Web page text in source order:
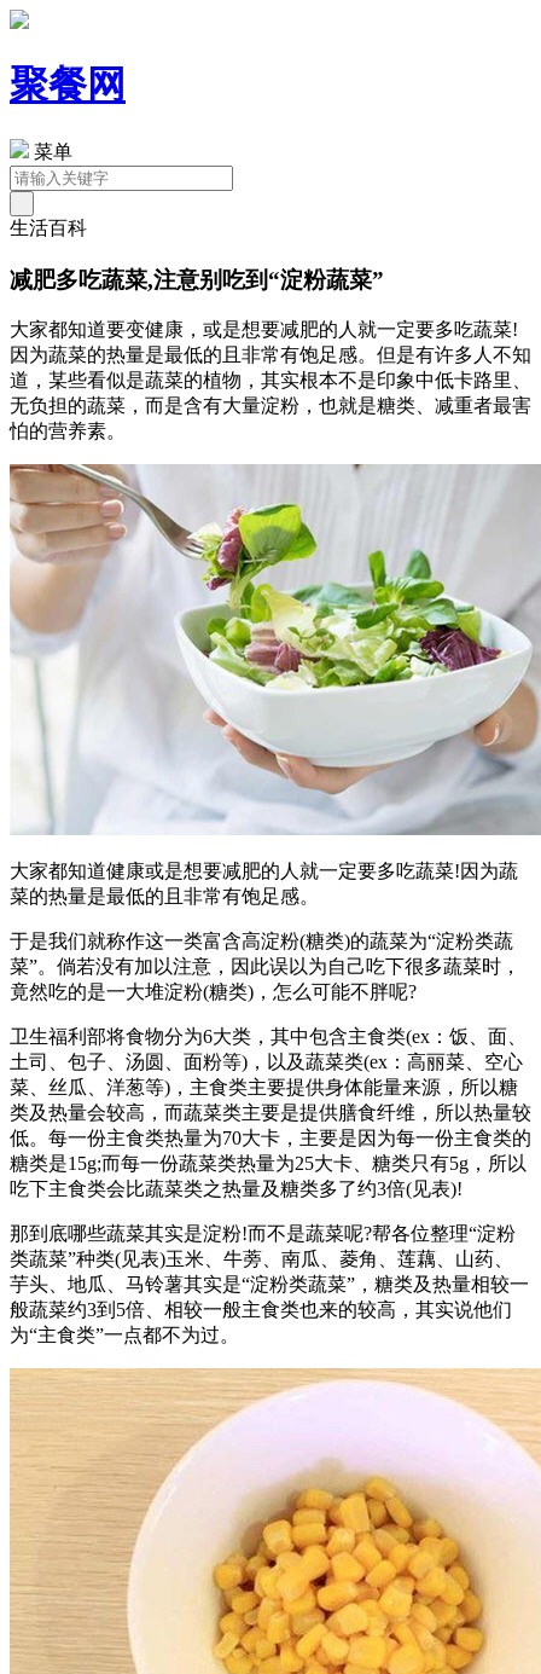
聚餐网
菜单
生活百科
减肥多吃蔬菜,注意别吃到“淀粉蔬菜”
大家都知道要变健康，或是想要减肥的人就一定要多吃蔬菜!
因为蔬菜的热量是最低的且非常有饱足感。但是有许多人不知
道，某些看似是蔬菜的植物，其实根本不是印象中低卡路里、
无负担的蔬菜，而是含有大量淀粉，也就是糖类、减重者最害
怕的营养素。
大家都知道健康或是想要减肥的人就一定要多吃蔬菜!因为蔬
菜的热量是最低的且非常有饱足感。
于是我们就称作这一类富含高淀粉(糖类)的蔬菜为“淀粉类蔬
菜”。倘若没有加以注意，因此误以为自己吃下很多蔬菜时，
竟然吃的是一大堆淀粉(糖类)，怎么可能不胖呢?
卫生福利部将食物分为6大类，其中包含主食类(ex：饭、面、
土司、包子、汤圆、面粉等)，以及蔬菜类(ex：高丽菜、空心
菜、丝瓜、洋葱等)，主食类主要提供身体能量来源，所以糖
类及热量会较高，而蔬菜类主要是提供膳食纤维，所以热量较
低。每一份主食类热量为70大卡，主要是因为每一份主食类的
糖类是15g;而每一份蔬菜类热量为25大卡、糖类只有5g，所以
吃下主食类会比蔬菜类之热量及糖类多了约3倍(见表)!
那到底哪些蔬菜其实是淀粉!而不是蔬菜呢?帮各位整理“淀粉
类蔬菜”种类(见表)玉米、牛蒡、南瓜、菱角、莲藕、山药、
芋头、地瓜、马铃薯其实是“淀粉类蔬菜”，糖类及热量相较一
般蔬菜约3到5倍、相较一般主食类也来的较高，其实说他们
为“主食类”一点都不为过。